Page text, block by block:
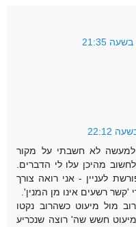
לא חשבתי על מקור
מהיכן עלו לי הדברים.
לעניין - אני רואה צורך
רשעים אינו מן המנין'.
מול מיעוט כשהרוב נקטו
חשש שה' רוצה שנכריע